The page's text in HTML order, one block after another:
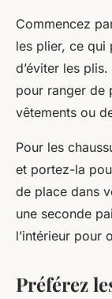
Commencez
les plier, ce qui
d’éviter les
pour ranger de
vêtements ou
Pour les
et portez-la
de place dans
une seconde
l’intérieur pour
Préférez